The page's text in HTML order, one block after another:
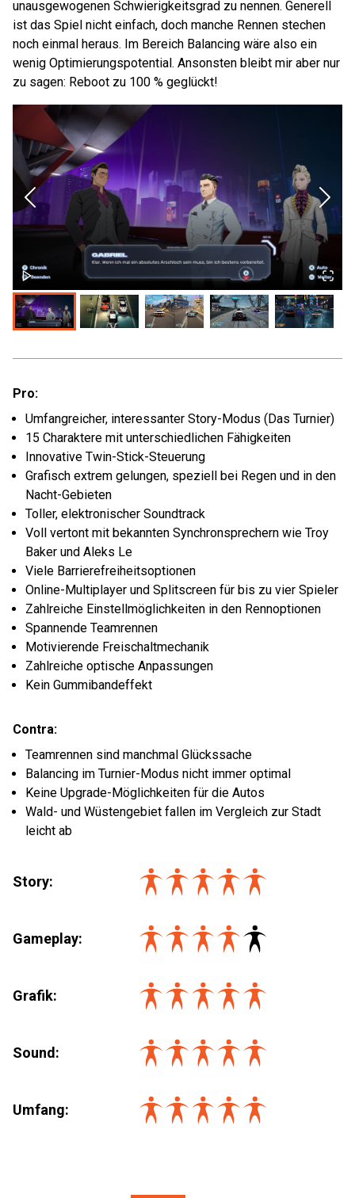
unausgewogenen Schwierigkeitsgrad zu nennen. Generell
ist das Spiel nicht einfach, doch manche Rennen stechen
noch einmal heraus. Im Bereich Balancing wäre also ein
wenig Optimierungspotential. Ansonsten bleibt mir aber nur
zu sagen: Reboot zu 100 % geglückt!
Pro:
Umfangreicher, interessanter Story-Modus (Das Turnier)
15 Charaktere mit unterschiedlichen Fähigkeiten
Innovative Twin-Stick-Steuerung
Grafisch extrem gelungen, speziell bei Regen und in den
Nacht-Gebieten
Toller, elektronischer Soundtrack
Voll vertont mit bekannten Synchronsprechern wie Troy
Baker und Aleks Le
Viele Barrierefreiheitsoptionen
Online-Multiplayer und Splitscreen für bis zu vier Spieler
Zahlreiche Einstellmöglichkeiten in den Rennoptionen
Spannende Teamrennen
Motivierende Freischaltmechanik
Zahlreiche optische Anpassungen
Kein Gummibandeffekt
Contra:
Teamrennen sind manchmal Glückssache
Balancing im Turnier-Modus nicht immer optimal
Keine Upgrade-Möglichkeiten für die Autos
Wald- und Wüstengebiet fallen im Vergleich zur Stadt
leicht ab
Story:
Gameplay:
Grafik:
Sound:
Umfang: